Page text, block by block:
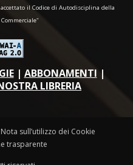
il Codice di Autodisciplina della
| ABBONAMENTI |
LIBRERIA
Nota sull’utilizzo dei Cookie
trasparente